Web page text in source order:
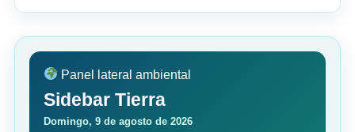
Panel lateral ambiental
Sidebar Tierra
Domingo, 9 de agosto de 2026